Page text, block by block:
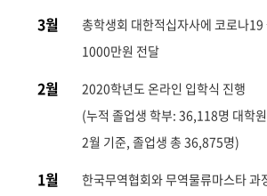
3월
총학생회 대한적십자사에 코로나19
1000만원 전달
2월
2020학년도 온라인 입학식 진행
(누적 졸업생 학부: 36,118명 대학
2월 기준, 졸업생 총 36,875명)
1월
한국무역협회와 무역물류마스타 과